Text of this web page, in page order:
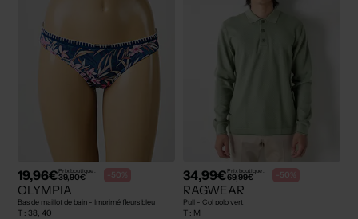
19,96€Prix boutique :
39,90€ -50%
OLYMPIA
Bas de maillot de bain - Imprimé fleurs bleu
T : 38, 40
34,99€Prix boutique :
69,99€ -50%
RAGWEAR
Pull - Col polo vert
T : M